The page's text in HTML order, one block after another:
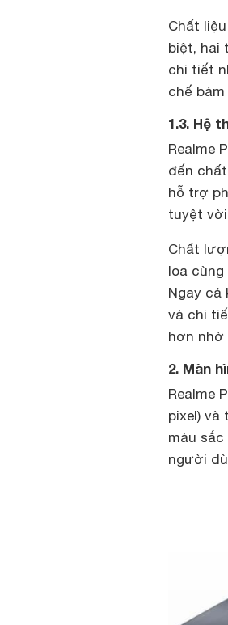
Chất
biệt, hai
chi tiết
chế
1.3. Hệ
Realme
đến
hỗ trợ
tuyệt
Chất
loa
Ngay
và chi
hơn nhờ
2. Màn
Realme
pixel) và
màu
người